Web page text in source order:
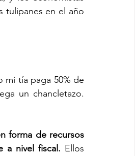
tulipanes en el año
mi tía paga 50% de
un chancletazo.
forma de recursos
a nivel fiscal. Ellos